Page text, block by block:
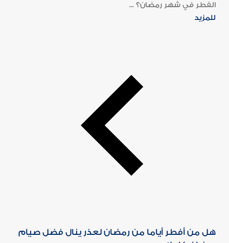
الفطر في شهر رمضان؟ ...
للمزيد
هل من أفطر أياما من رمضان لعذر ينال فضل صيام